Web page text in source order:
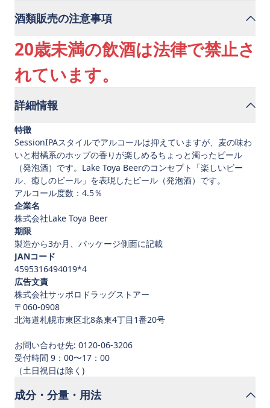
酒類販売の注意事項
20歳未満の飲酒は法律で禁止さ
れています。
詳細情報
特徴
SessionIPAスタイルでアルコールは抑えていますが、麦の味わ
いと柑橘系のホップの香りが楽しめるちょっと濁ったビール
（発泡酒）です。Lake Toya Beerのコンセプト「楽しいビー
ル、癒しのビール」を表現したビール（発泡酒）です。
アルコール度数：4.5％
企業名
株式会社Lake Toya Beer
期限
製造から3か月、パッケージ側面に記載
JANコード
4595316494019*4
広告文責
株式会社サッポロドラッグストアー
〒060-0908
北海道札幌市東区北8条東4丁目1番20号
お問い合わせ先: 0120-06-3206
受付時間 9：00〜17：00
成分・分量・用法